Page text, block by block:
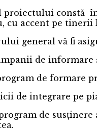
constă
cu accent pe
general vă fi
de
program
servicii de
de